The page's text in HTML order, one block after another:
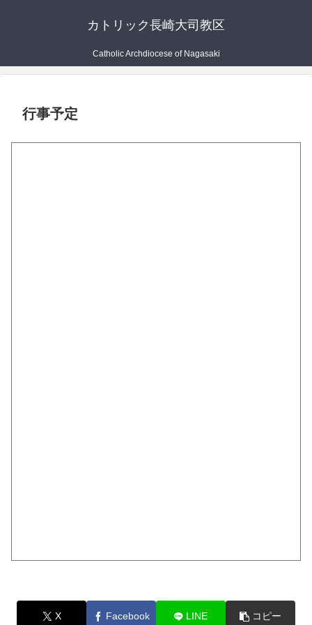
カトリック長崎大司教区
Catholic Archdiocese of Nagasaki
行事予定
X Facebook LINE コピー